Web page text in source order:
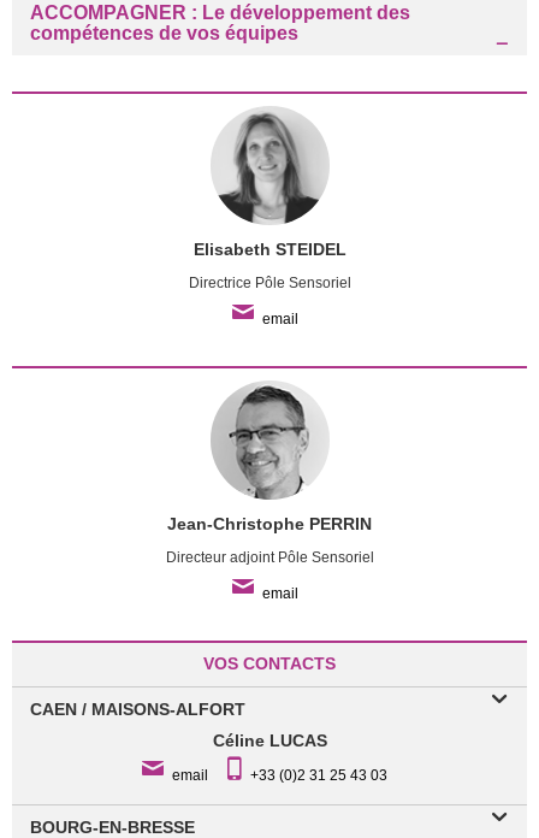
ACCOMPAGNER : Le développement des
compétences de vos équipes
Elisabeth STEIDEL
Directrice Pôle Sensoriel
email
Jean-Christophe PERRIN
Directeur adjoint Pôle Sensoriel
email
VOS CONTACTS
CAEN / MAISONS-ALFORT
Céline LUCAS
email +33 (0)2 31 25 43 03
BOURG-EN-BRESSE